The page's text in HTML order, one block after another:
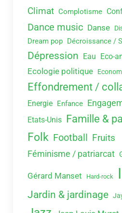
Climat Complotisme
Dance music Danse
Dream pop Décroissance /
Dépression Eau Eco-
Ecologie politique
Effondrement /
Energie Enfance
Etats-Unis Famille &
Folk Football Fruits
Féminisme / patriarcat
Gérard Manset Hard-rock
Jardin & jardinage